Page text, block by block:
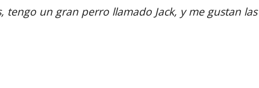
tengo un gran perro llamado Jack, y me gustan